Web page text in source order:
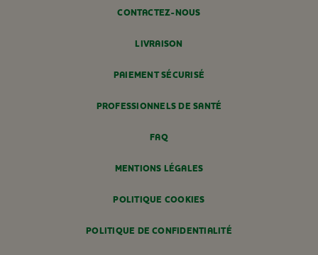
CONTACTEZ-NOUS
LIVRAISON
PAIEMENT SÉCURISÉ
PROFESSIONNELS DE SANTÉ
FAQ
MENTIONS LÉGALES
POLITIQUE COOKIES
POLITIQUE DE CONFIDENTIALITÉ